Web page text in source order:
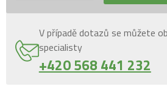
V případě dotazů se můžete
specialisty
+420 568 441 232